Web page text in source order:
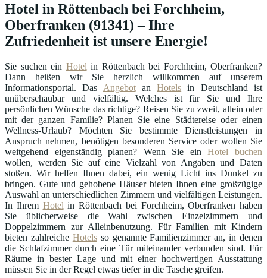
Hotel in Röttenbach bei Forchheim,
Oberfranken (91341) – Ihre
Zufriedenheit ist unsere Energie!
Sie suchen ein Hotel in Röttenbach bei Forchheim, Oberfranken?
Dann heißen wir Sie herzlich willkommen auf unserem
Informationsportal. Das AngebotanHotels in Deutschland ist
unüberschaubar und vielfältig. Welches ist für Sie und Ihre
persönlichen Wünsche das richtige? Reisen Sie zu zweit, allein oder
mit der ganzen Familie? Planen Sie eine Städtereise oder einen
Wellness-Urlaub? Möchten Sie bestimmte Dienstleistungen in
Anspruch nehmen, benötigen besonderen Service oder wollen Sie
weitgehend eigenständig planen? Wenn Sie einHotel
buchen
wollen, werden Sie auf eine Vielzahl von Angaben und Daten
stoßen. Wir helfen Ihnen dabei, ein wenig Licht ins Dunkel zu
bringen. Gute und gehobene Häuser bieten Ihnen eine großzügige
Auswahl an unterschiedlichen Zimmern und vielfältigen Leistungen.
In Ihrem Hotel in Röttenbach bei Forchheim, Oberfranken haben
Sie üblicherweise die Wahl zwischen Einzelzimmern und
Doppelzimmern zur Alleinbenutzung. Für Familien mit Kindern
bieten zahlreiche Hotelsso genannte Familienzimmer an, in denen
die Schlafzimmer durch eine Tür miteinander verbunden sind. Für
Räume in bester Lage und mit einer hochwertigen Ausstattung
müssen Sie in der Regel etwas tiefer in die Tasche greifen.